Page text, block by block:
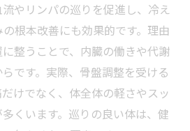
やリンパの巡りを促進し、冷え
根本改善にも効果的です。理由
整うことで、内臓の働きや代謝
です。実際、骨盤調整を受ける
けでなく、体全体の軽さやスッ
くいます。巡りの良い体は、健